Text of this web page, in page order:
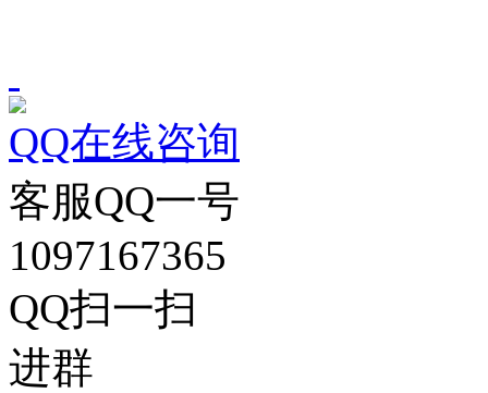
QQ在线咨询
客服QQ一号
1097167365
QQ扫一扫
进群